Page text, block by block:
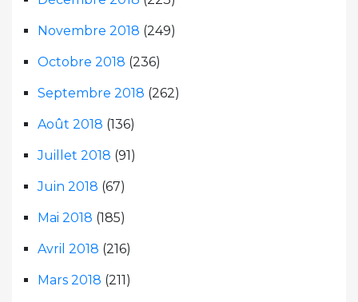
Novembre 2018 (249)
Octobre 2018 (236)
Septembre 2018 (262)
Août 2018 (136)
Juillet 2018 (91)
Juin 2018 (67)
Mai 2018 (185)
Avril 2018 (216)
Mars 2018 (211)